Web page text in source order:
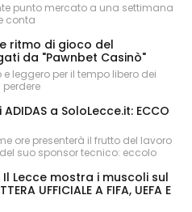
punto mercato a una settimana
conta
e ritmo di gioco del
da "Pawnbet Casinò"
leggero per il tempo libero dei
ADIDAS a SoloLecce.it: ECCO
ore presenterà il frutto del lavoro
suo sponsor tecnico: eccolo
Il Lecce mostra i muscoli sul
UFFICIALE A FIFA, UEFA E